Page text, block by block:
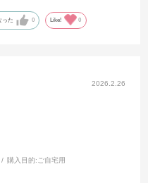
った 0 Like! 0
2026.2.26
購入目的:ご自宅用